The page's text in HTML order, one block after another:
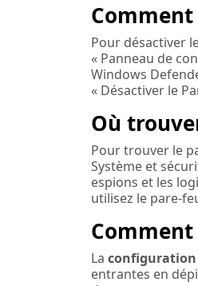
Pour désactiver
« Panneau de
Windows
« Désactiver le
Où
Pour trouver le
Système et
espions et les
utilisez le pare-
La configuration
entrantes en